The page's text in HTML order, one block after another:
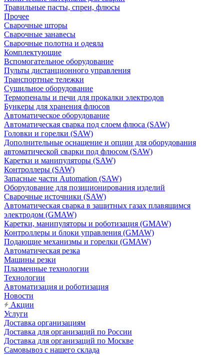
Травильные пасты, спреи, флюсы
Прочее
Сварочные шторы
Сварочные занавесы
Сварочные полотна и одеяла
Комплектующие
Вспомогательное оборудование
Пульты дистанционного управления
Транспортные тележки
Сушильное оборудование
Термопеналы и печи для прокалки электродов
Бункеры для хранения флюсов
Автоматическое оборудование
Автоматическая сварка под слоем флюса (SAW)
Головки и горелки (SAW)
Дополнительные оснащение и опции для оборудования
автоматической сварки под флюсом (SAW)
Каретки и манипуляторы (SAW)
Контроллеры (SAW)
Запасные части Automation (SAW)
Оборудование для позиционирования изделий
Сварочные источники (SAW)
Автоматическая сварка в защитных газах плавящимся
электродом (GMAW)
Каретки, манипуляторы и роботизация (GMAW)
Контроллеры и блоки управления (GMAW)
Подающие механизмы и горелки (GMAW)
Автоматическая резка
Машины резки
Плазменные технологии
Технологии
Автоматизация и роботизация
Новости
Акции
Услуги
Доставка организациям
Доставка для организаций по России
Доставка для организаций по Москве
Самовывоз с нашего склада